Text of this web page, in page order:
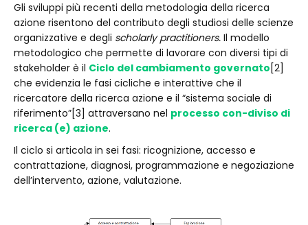
Gli sviluppi più recenti della metodologia della ricerca
azione risentono del contributo degli studiosi delle scienze
organizzative e degli scholarly practitioners. Il modello
metodologico che permette di lavorare con diversi tipi di
stakeholder è il Ciclo del cambiamento governato [2]
che evidenzia le fasi cicliche e interattive che il
ricercatore della ricerca azione e il “sistema sociale di
riferimento”[3] attraversano nel processo con-diviso di
ricerca (e) azione.
Il ciclo si articola in sei fasi: ricognizione, accesso e
contrattazione, diagnosi, programmazione e negoziazione
dell’intervento, azione, valutazione.